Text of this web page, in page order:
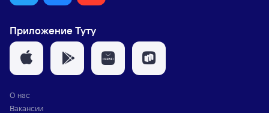
Приложение Туту
О нас
Вакансии